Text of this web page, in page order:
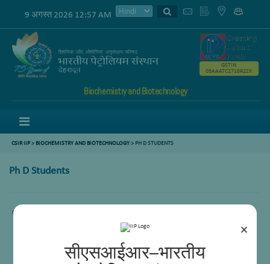
×
सीएसआईआर–भारतीय
9 अगस्त 2026 12:57 AM
Biochemistry and Biotechnology
GSTIN
05AAATC2716R2ZK
CSIR IIP> BIOCHEMISTRY AND BIOTECHNOLOGY> PH D STUDENTS
Ph D Students
Comming Soon.